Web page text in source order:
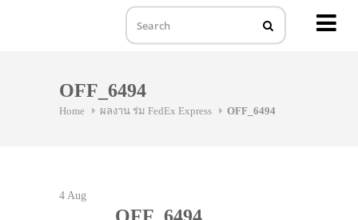
OFF_6494
Home ผลงาน ร่ม FedEx Express OFF_6494
4 Aug